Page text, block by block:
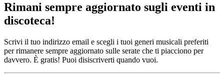
Rimani sempre aggiornato sugli eventi in
discoteca!
Scrivi il tuo indirizzo email e scegli i tuoi generi musicali preferiti
per rimanere sempre aggiornato sulle serate che ti piacciono per
davvero. È gratis! Puoi disiscriverti quando vuoi.